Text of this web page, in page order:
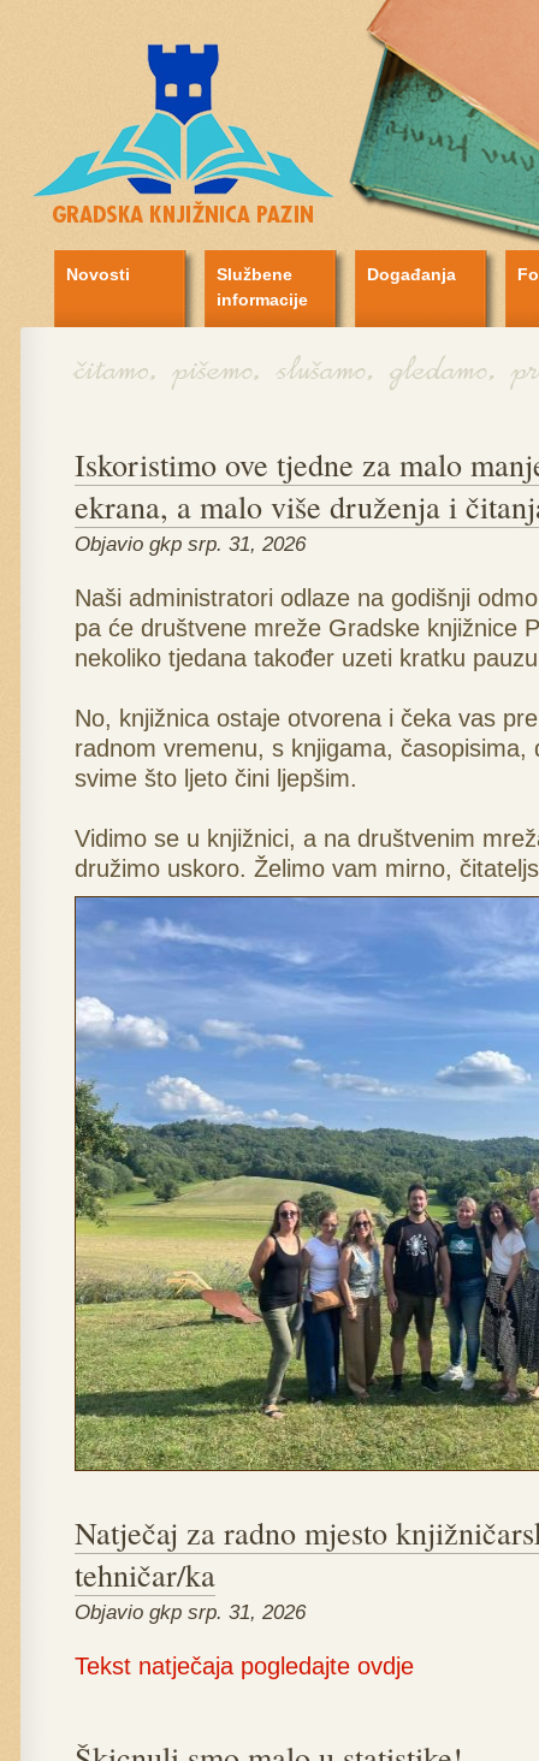
Novosti
Službene
informacije
Događanja
Iskoristimo ove tjedne za malo
ekrana, a malo više druženja i
Objavio gkp srp. 31, 2026
Naši administratori odlaze na godišnji
pa će društvene mreže Gradske knjižnice
nekoliko tjedana također uzeti kratku
No, knjižnica ostaje otvorena i čeka vas
radnom vremenu, s knjigama, časopisima,
svime što ljeto čini ljepšim.
Vidimo se u knjižnici, a na društvenim
družimo uskoro. Želimo vam mirno,
Natječaj za radno mjesto
tehničar/ka
Objavio gkp srp. 31, 2026
Tekst natječaja pogledajte ovdje